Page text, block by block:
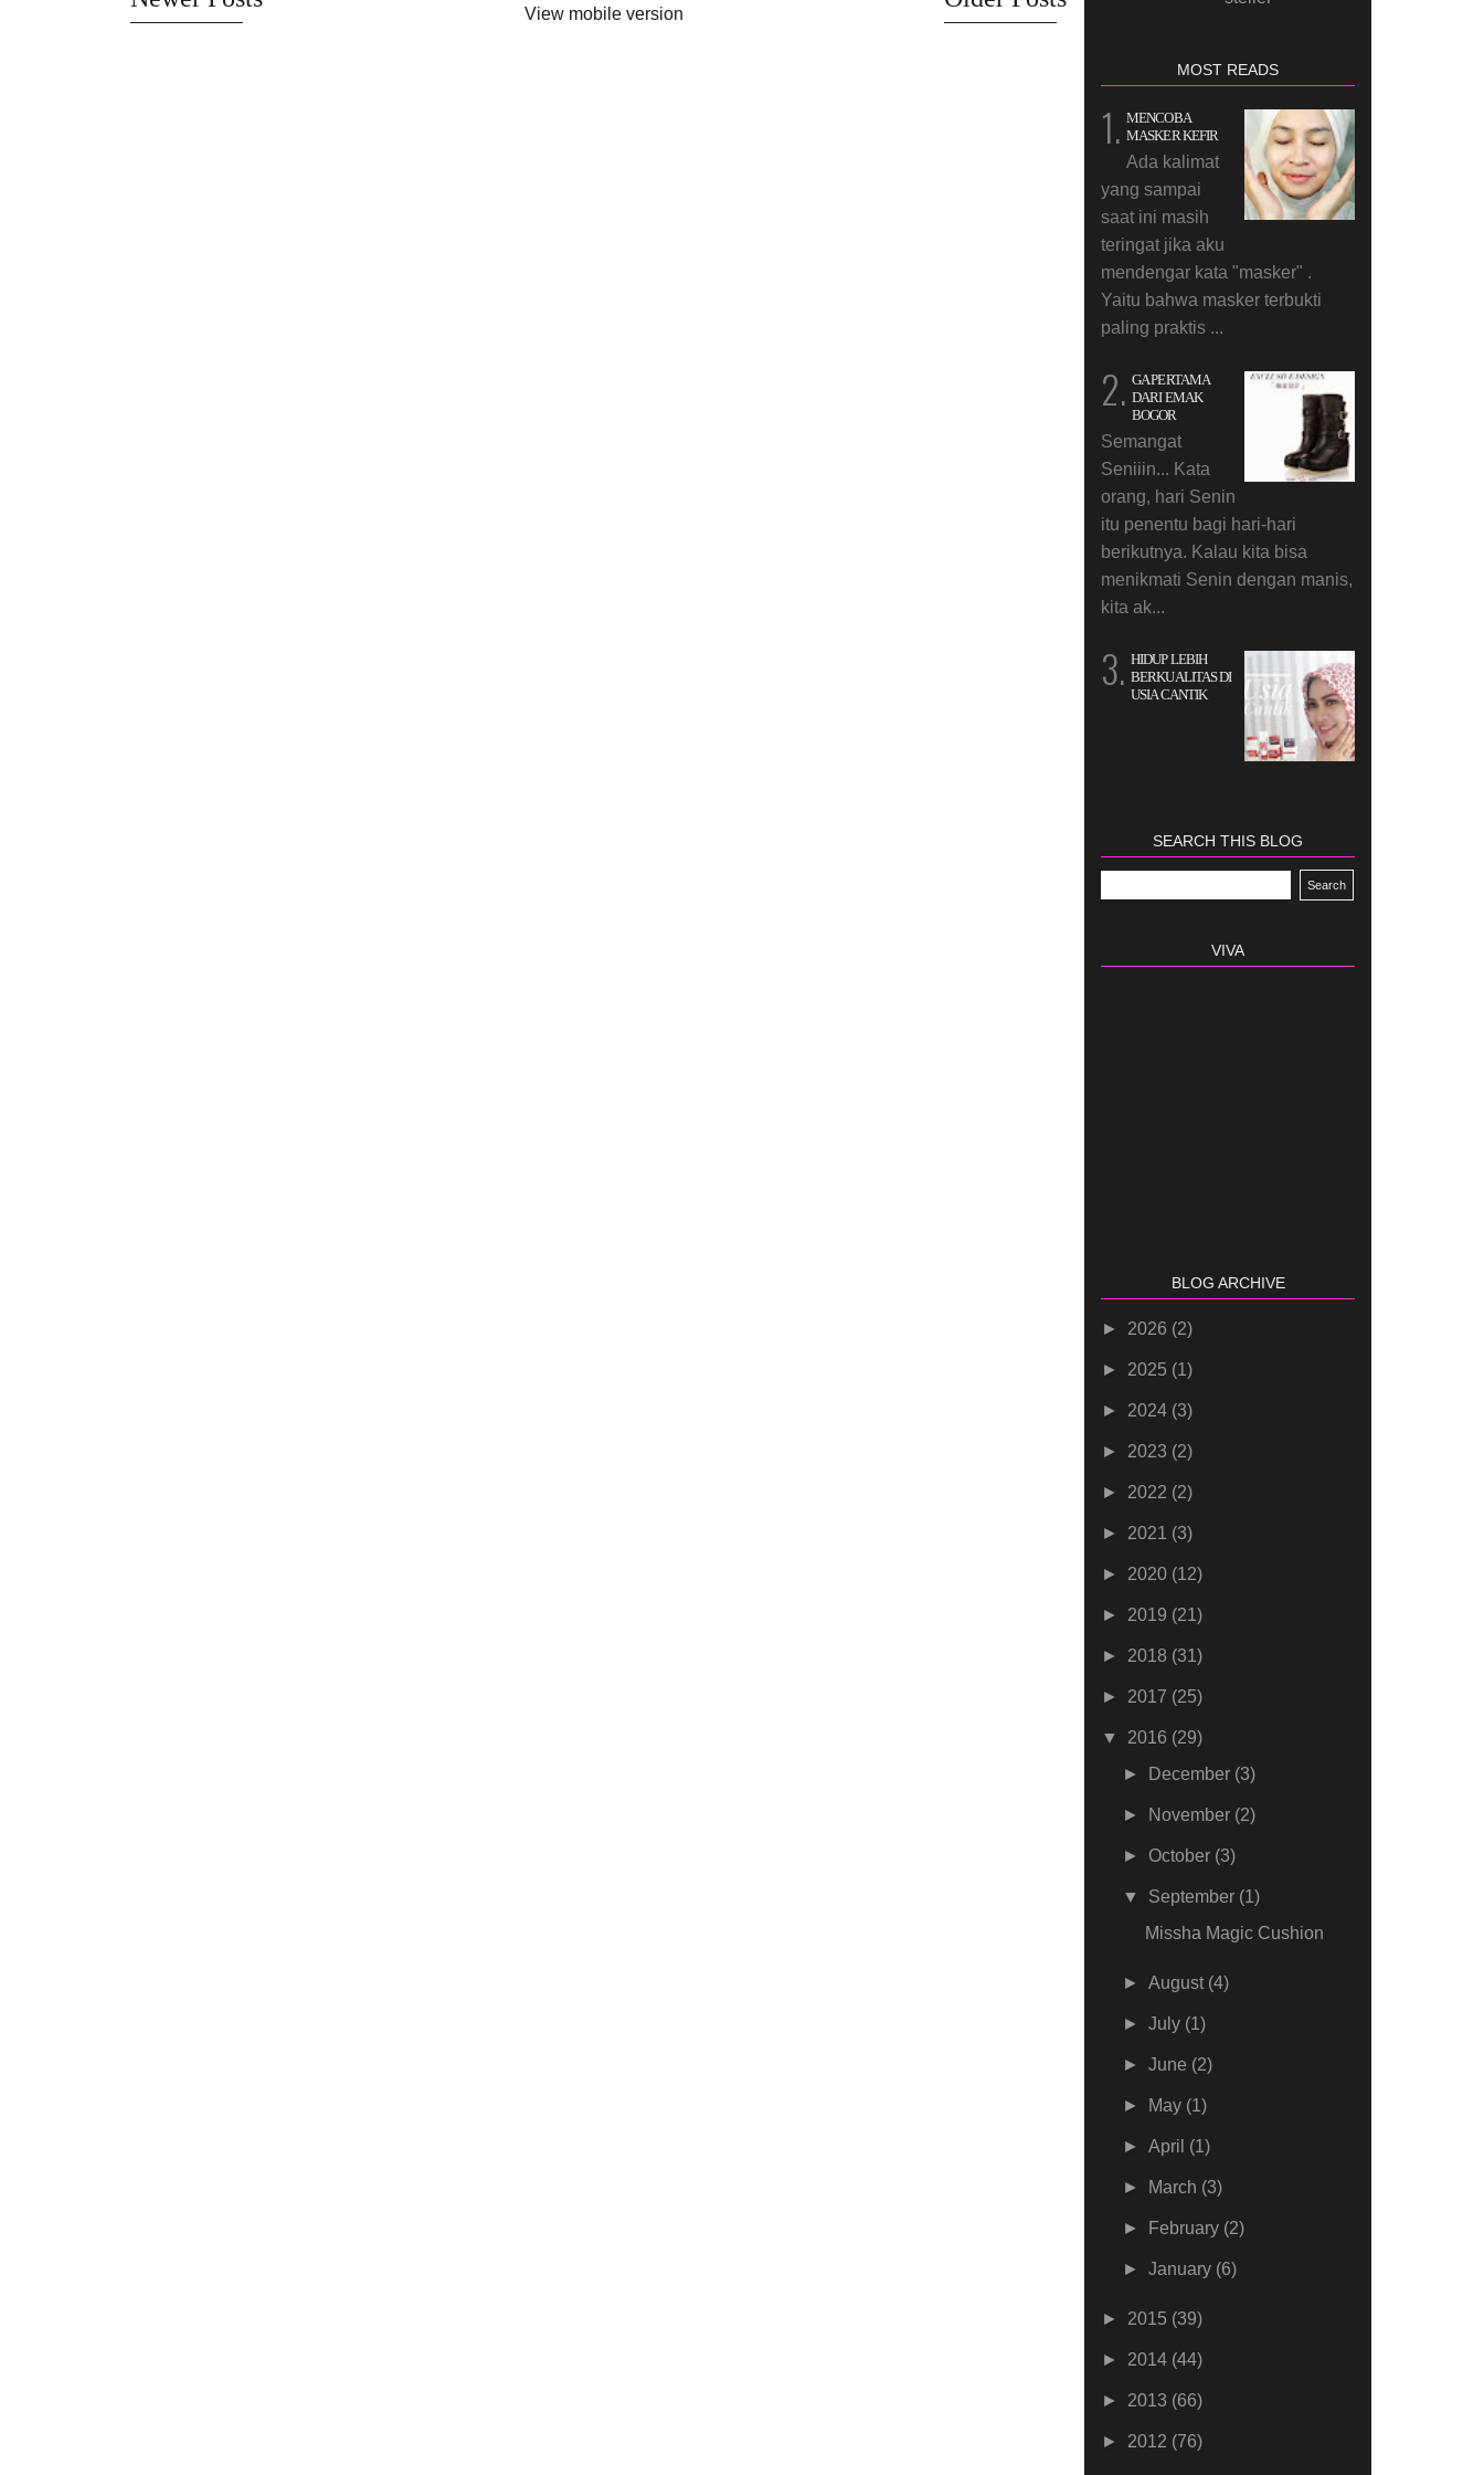
View mobile version
MOST READS
MENCOBA
MASKER KEFIR
Ada kalimat
yang sampai
saat ini masih
teringat jika aku
mendengar kata "masker" .
Yaitu bahwa masker terbukti
paling praktis ...
GA PERTAMA
DARI EMAK
BOGOR
Semangat
Seniiin... Kata
orang, hari Senin
itu penentu bagi hari-hari
berikutnya. Kalau kita bisa
menikmati Senin dengan manis,
kita ak...
HIDUP LEBIH
BERKUALITAS DI
USIA CANTIK
SEARCH THIS BLOG
VIVA
BLOG ARCHIVE
► 2026 (2)
► 2025 (1)
► 2024 (3)
► 2023 (2)
► 2022 (2)
► 2021 (3)
► 2020 (12)
► 2019 (21)
► 2018 (31)
► 2017 (25)
▼ 2016 (29)
►
December (3)
► November (2)
►October (3)
▼ September (1)
Missha Magic Cushion
►August (4)
►July (1)
►June (2)
► May (1)
►April (1)
► March (3)
► February (2)
►January (6)
► 2015 (39)
► 2014 (44)
► 2013 (66)
► 2012 (76)